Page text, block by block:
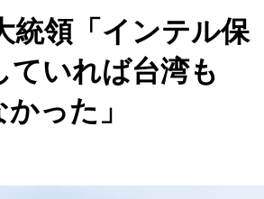
統領「インテル保
ていれば台湾も
った」